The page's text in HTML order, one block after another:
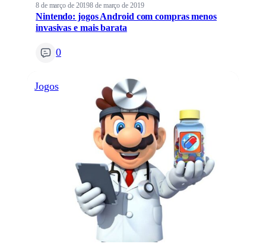
8 de março de 20198 de março de 2019
Nintendo: jogos Android com compras menos
invasivas e mais barata
0
Jogos